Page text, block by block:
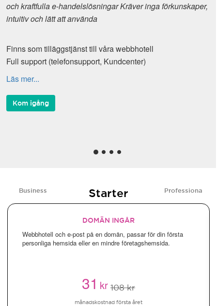
och kraftfulla e-handelslösningar Kräver inga förkunskaper,
intuitiv och lätt att använda
Finns som tilläggstjänst till våra webbhotell
Full support (telefonsupport, Kundcenter)
Läs mer...
Kom igång
Business Starter Professional
DOMÄN INGÅR
Webbhotell och e-post på en domän, passar för din första
personliga hemsida eller en mindre företagshemsida.
31kr 108 kr
månadskostnad första året